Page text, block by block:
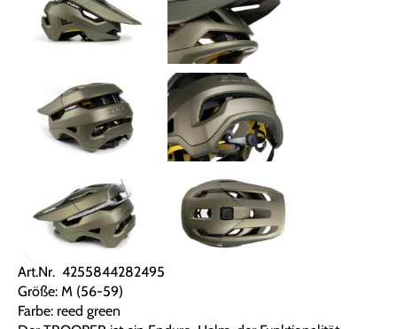
Art.Nr. 4255844282495
Größe: M (56-59)
Farbe: reed green